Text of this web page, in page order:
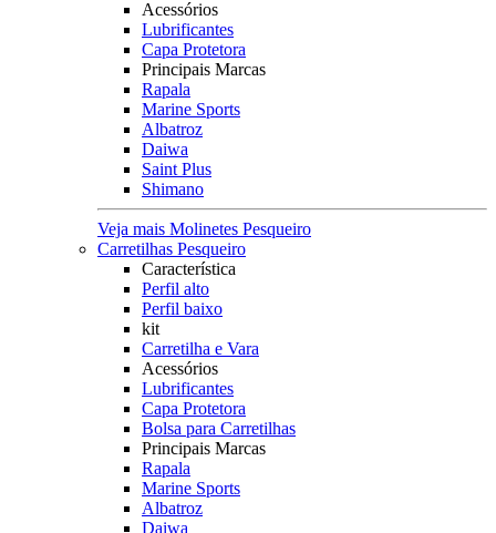
Acessórios
Lubrificantes
Capa Protetora
Principais Marcas
Rapala
Marine Sports
Albatroz
Daiwa
Saint Plus
Shimano
Veja mais Molinetes Pesqueiro
Carretilhas Pesqueiro
Característica
Perfil alto
Perfil baixo
kit
Carretilha e Vara
Acessórios
Lubrificantes
Capa Protetora
Bolsa para Carretilhas
Principais Marcas
Rapala
Marine Sports
Albatroz
Daiwa